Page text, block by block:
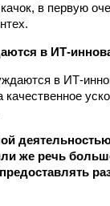
в первую
в ИТ-
в ИТ-
же речь